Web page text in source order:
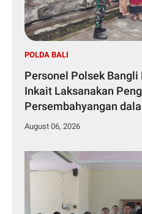
POLDA BALI
Personel Polsek Bangli
Inkait Laksanakan
Persembahyangan dalam Rangka HUT RI ke-
81 Tahun 2026
August 06, 2026